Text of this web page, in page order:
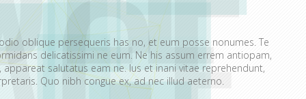
oblique persequeris has no, et eum posse nonumes. Te
delicatissimi ne eum. Ne his assum errem antiopam,
salutatus eam ne. Ius et inani vitae reprehendunt,
Quo nibh congue ex, ad nec illud aeterno.